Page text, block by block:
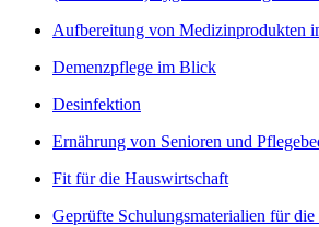
Aufbereitung von Medizinprodukten
Demenzpflege im Blick
Desinfektion
Ernährung von Senioren und
Fit für die Hauswirtschaft
Geprüfte Schulungsmaterialien für die